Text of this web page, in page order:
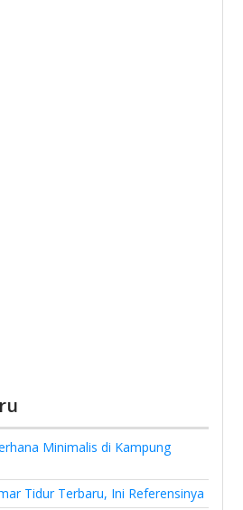
Minimalis di Kampung
Tidur Terbaru, Ini Referensinya